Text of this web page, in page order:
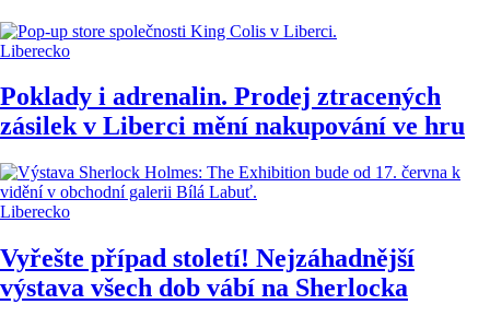
Liberecko
Poklady i adrenalin. Prodej ztracených
zásilek v Liberci mění nakupování ve hru
Liberecko
Vyřešte případ století! Nejzáhadnější
výstava všech dob vábí na Sherlocka